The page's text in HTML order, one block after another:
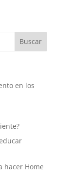
en los
hacer Home